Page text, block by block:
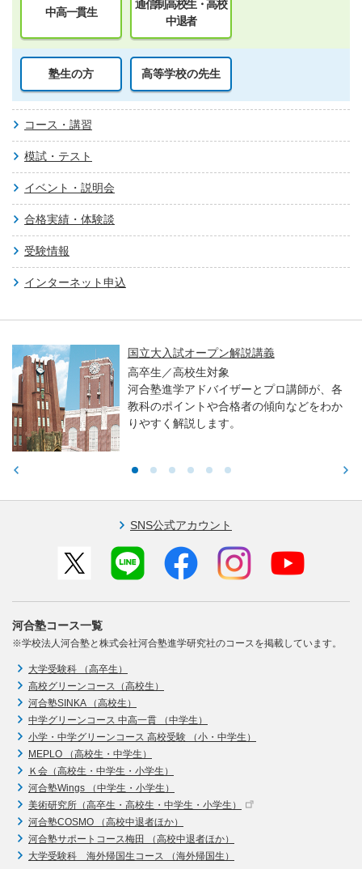
中高一貫生
通信制高校生・高校
中退者
塾生の方 高等学校の先生
コース・講習
模試・テスト
イベント・説明会
合格実績・体験談
受験情報
インターネット申込
国立大入試オープン解説講義
高卒生／高校生対象
河合塾進学アドバイザーとプロ講師が、各
教科のポイントや合格者の傾向などをわか
りやすく解説します。
SNS公式アカウント
河合塾コース一覧
※学校法人河合塾と株式会社河合塾進学研究社のコースを掲載しています。
大学受験科 （高卒生）
高校グリーンコース（高校生）
河合塾SINKA （高校生）
中学グリーンコース 中高一貫 （中学生）
小学・中学グリーンコース 高校受験 （小・中学生）
MEPLO （高校生・中学生）
Ｋ会（高校生・中学生・小学生）
河合塾Wings （中学生・小学生）
美術研究所（高卒生・高校生・中学生・小学生）
河合塾COSMO （高校中退者ほか）
河合塾サポートコース梅田 （高校中退者ほか）
大学受験科 海外帰国生コース （海外帰国生）